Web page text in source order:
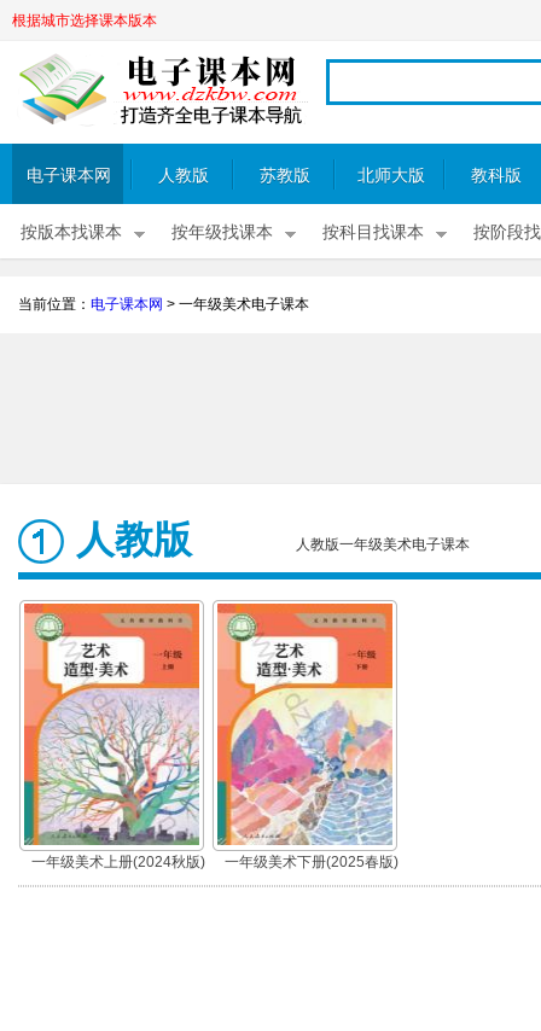
根据城市选择课本版本
电子课本网 人教版 苏教版 北师大版 教科版
按版本找课本 按年级找课本 按科目找课本 按阶段
当前位置： 电子课本网 > 一年级美术电子课本
人教版 人教版一年级美术电子课本
一年级美术上册(2024秋版) 一年级美术下册(2025春版)